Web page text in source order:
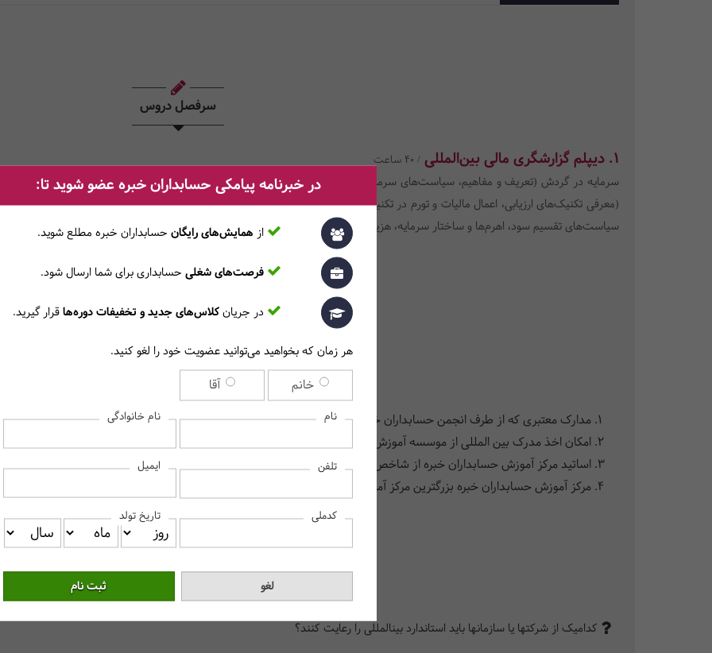
سرفصل دروس
1. دیپلم گزارشگری مالی بین‌المللی / 40 ساعت
سرمایه در گردش (تعریف و مفاهیم، سیاست‌های سرمایه‌گذاری، سیاست‌های تامین مالی، مدیریت موجودی کالا، مدیریت حساب‌های
(معرفی تکنیک‌های ارزیابی، اعمال مالیات و تورم در تکنیک‌های ارزیابی، اعمال ریسک و عدم اطمینان در تکنیک‌های ارزیابی، تصمیمات
سیاست‌های تقسیم سود، اهرم‌ها و ساختار سرمایه، هزینه سرمایه)- ارزش‌گذاری شرکت‌ها (تکنیک‌های ارزش‌گذاری، کارایی بازار سرمایه)
چرا این دوره را در مرکز آموزش حسابداران خبره انتخاب کنیم؟
مدارک معتبری که از طرف انجمن حسابداران خبره ایران و دانشگاه صنعت نفت صادر می‌شود.
امکان اخذ مدرک بین المللی از موسسه آموزش عالی باکس هیل BOX HILL Institute، ارائه کننده برتر دوره‌های مهارتی و کاربردی TAFE استرالیا.
اساتید مرکز آموزش حسابداران خبره از شاخص‌ترین اساتید ایران هستند.
مرکز آموزش حسابداران خبره بزرگترین مرکز آموزش حرفه‌ای حسابداری و مالی در ایران است.
برای دیدن پاسخ سوالات متداول، لطفا روی هر سوال کلیک کنید‎
کدامیک از شرکت‎ها یا سازمان‎ها باید استاندارد بین‎المللی را رعایت کنند؟
در خبرنامه پیامکی حسابداران خبره عضو شوید تا:
از همایش‌های رایگان حسابداران خبره مطلع ‎شوید.
فرصت‌های شغلی حسابداری برای شما ارسال شود.
در جریانکلاس‌های جدید و تخفیفات دوره‌هاقرار گیرید.
هر زمان که بخواهید می‌توانید عضویت خود را لغو کنید.
خانم آقا
نام نام خانوادگی
تلفن ایمیل
کدملی تاریخ تولد